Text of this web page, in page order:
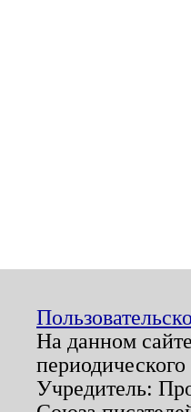
На данном
Учредитель: